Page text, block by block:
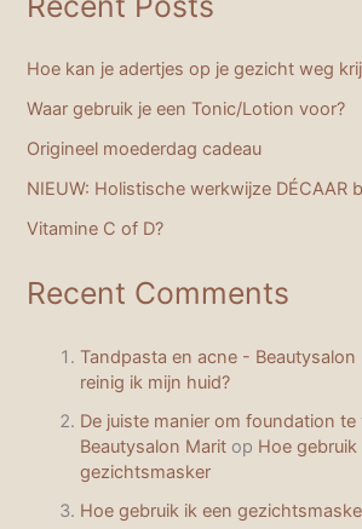
Hoe kan je adertjes op je gezicht weg
Waar gebruik je een Tonic/Lotion voor?
Origineel moederdag cadeau
NIEUW: Holistische werkwijze DÉCAAR
Vitamine C of D?
Recent Comments
Tandpasta en acne - Beautysalon
reinig ik mijn huid?
De juiste manier om foundation
Beautysalon Marit op Hoe gebruik
gezichtsmasker
Hoe gebruik ik een